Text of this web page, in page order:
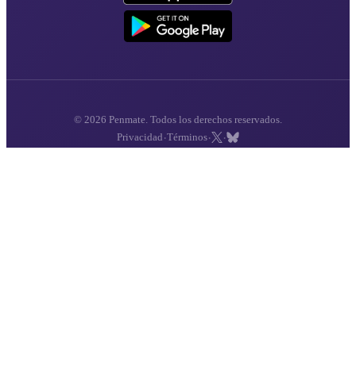
© 2026 Penmate. Todos los derechos reservados.
Privacidad ·Términos· ·